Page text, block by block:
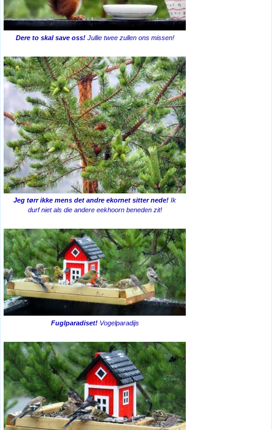
Dere to skal save oss!Jullie twee zullen ons missen!
Jeg tørr ikke mens det andre ekornet sitter nede! Ik
durf niet als die andere eekhoorn beneden zit!
Fuglparadiset!Vogelparadijs